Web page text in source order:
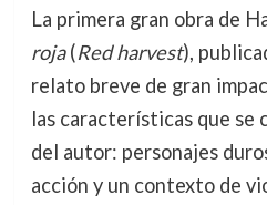
La primera gran obra de
roja(Red harvest),
relato breve de gran
las características que se
del autor: personajes
acción y un contexto de